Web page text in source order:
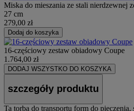
Miska do mieszania ze stali nierdzewnej
27 cm
279,00 zł
Dodaj do koszyka
16-częściowy zestaw obiadowy Coupe
1.764,00 zł
DODAJ WSZYSTKO DO KOSZYKA
szczegóły produktu
Ta torba do transportu form do